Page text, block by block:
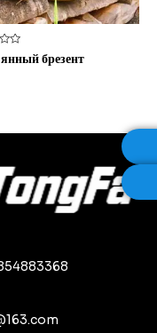
брезент